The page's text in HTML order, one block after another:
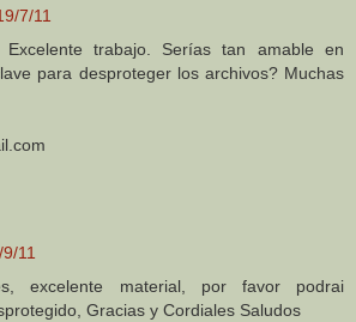
7/11
Excelente trabajo. Serías tan amable en
para desproteger los archivos? Muchas
11
excelente material, por favor podrai
Gracias y Cordiales Saludos